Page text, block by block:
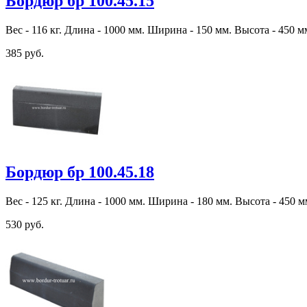
Вес - 116 кг. Длина - 1000 мм. Ширина - 150 мм. Высота - 450
385 руб.
Бордюр бр 100.45.18
Вес - 125 кг. Длина - 1000 мм. Ширина - 180 мм. Высота - 450
530 руб.